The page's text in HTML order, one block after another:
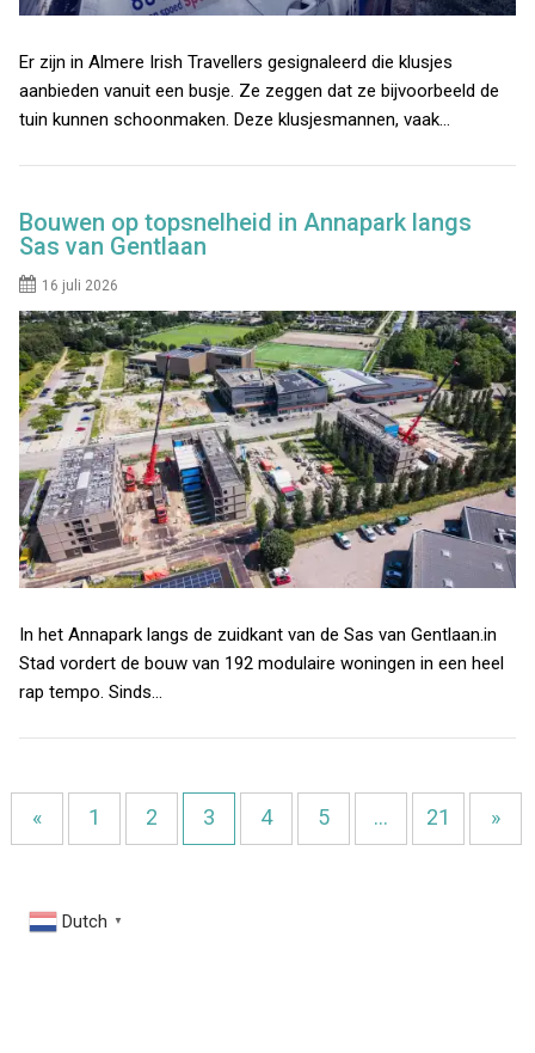
Er zijn in Almere Irish Travellers gesignaleerd die klusjes
aanbieden vanuit een busje. Ze zeggen dat ze bijvoorbeeld de
tuin kunnen schoonmaken. Deze klusjesmannen, vaak…
Bouwen op topsnelheid in Annapark langs
Sas van Gentlaan
16 juli 2026
In het Annapark langs de zuidkant van de Sas van Gentlaan.in
Stad vordert de bouw van 192 modulaire woningen in een heel
rap tempo. Sinds…
« 1 2 3 4 5 … 21 »
Dutch ▼